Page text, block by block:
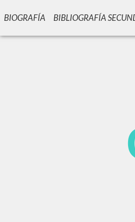
BIOGRAFÍA BIBLIOGRAFÍA